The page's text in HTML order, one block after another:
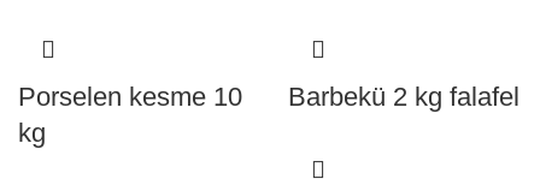
Porselen kesme 10
kg
Barbekü 2 kg falafel